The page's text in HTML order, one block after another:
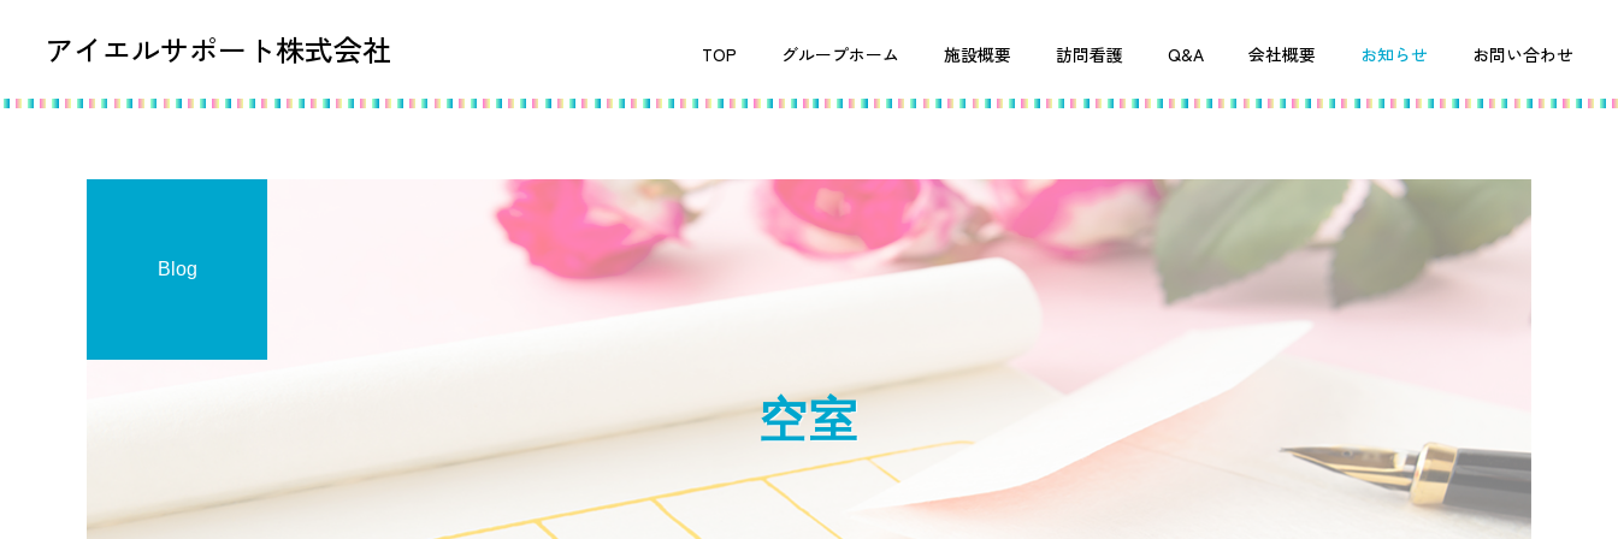
アイエルサポート株式会社 TOP グループホーム 施設概要 訪問看護 Q&A 会社概要 お知らせ お問い合わせ
空室
Blog